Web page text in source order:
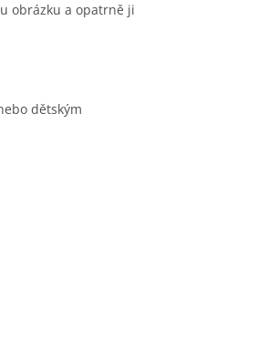
obrázku a opatrně ji
dětským